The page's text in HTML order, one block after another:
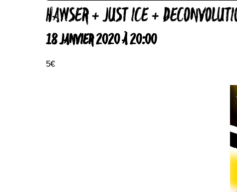
HAWSER + JUST ICE +
18 JANVIER 2020 À 20:00
5€